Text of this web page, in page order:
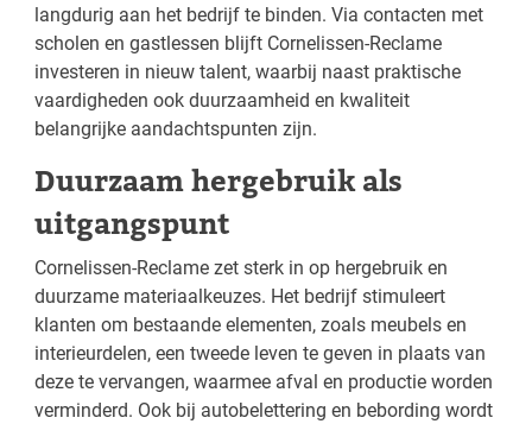
langdurig aan het bedrijf te binden. Via contacten met
scholen en gastlessen blijft Cornelissen-Reclame
investeren in nieuw talent, waarbij naast praktische
vaardigheden ook duurzaamheid en kwaliteit
belangrijke aandachtspunten zijn.
Duurzaam hergebruik als
uitgangspunt
Cornelissen-Reclame zet sterk in op hergebruik en
duurzame materiaalkeuzes. Het bedrijf stimuleert
klanten om bestaande elementen, zoals meubels en
interieurdelen, een tweede leven te geven in plaats van
deze te vervangen, waarmee afval en productie worden
verminderd. Ook bij autobelettering en bebording wordt